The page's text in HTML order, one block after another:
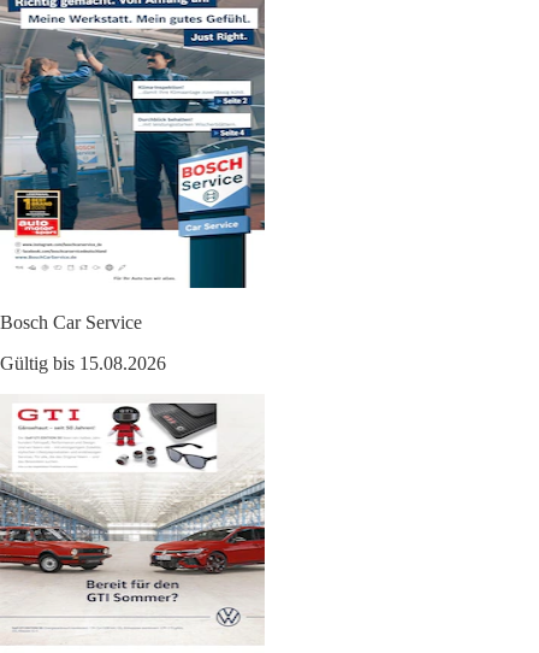
Bosch Car Service
Gültig bis 15.08.2026